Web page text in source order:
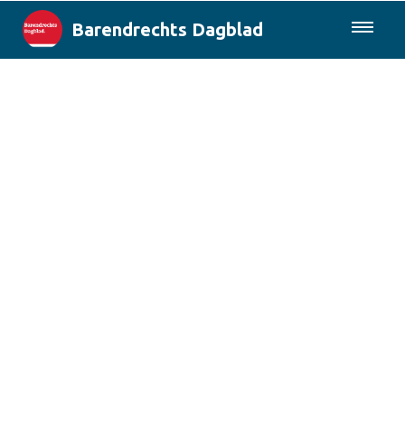
Barendrechts Dagblad